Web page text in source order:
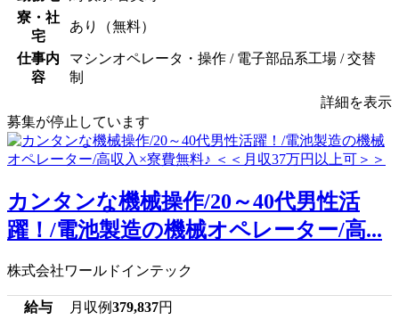
寮・社
宅
あり（無料）
仕事内
容
マシンオペレータ・操作 / 電子部品系工場 / 交替
制
詳細を表示
募集が停止しています
カンタンな機械操作/20～40代男性活
躍！/電池製造の機械オペレーター/高...
株式会社ワールドインテック
給与 月収例379,837円